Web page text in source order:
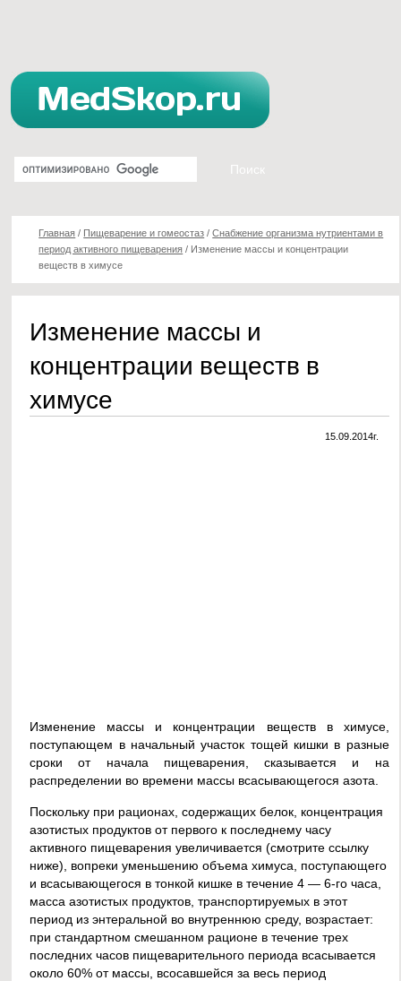
Главная / Пищеварение и гомеостаз /Снабжение организма нутриентами в
период активного пищеварения / Изменение массы и концентрации
веществ в химусе
Изменение массы и
концентрации веществ в
химусе
15.09.2014г.
Изменение массы и концентрации веществ в химусе,
поступающем в начальный участок тощей кишки в разные
сроки от начала пищеварения, сказывается и на
распределении во времени массы всасывающегося азота.
Поскольку при рационах, содержащих белок, концентрация
азотистых продуктов от первого к последнему часу
активного пищеварения увеличивается (смотрите ссылку
ниже), вопреки уменьшению объема химуса, поступающего
и всасывающегося в тонкой кишке в течение 4 — 6-го часа,
масса азотистых продуктов, транспортируемых в этот
период из энтеральной во внутреннюю среду, возрастает:
при стандартном смешанном рационе в течение трех
последних часов пищеварительного периода всасывается
около 60% от массы, всосавшейся за весь период